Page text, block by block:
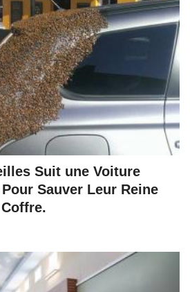
Suit une Voiture
Sauver Leur Reine